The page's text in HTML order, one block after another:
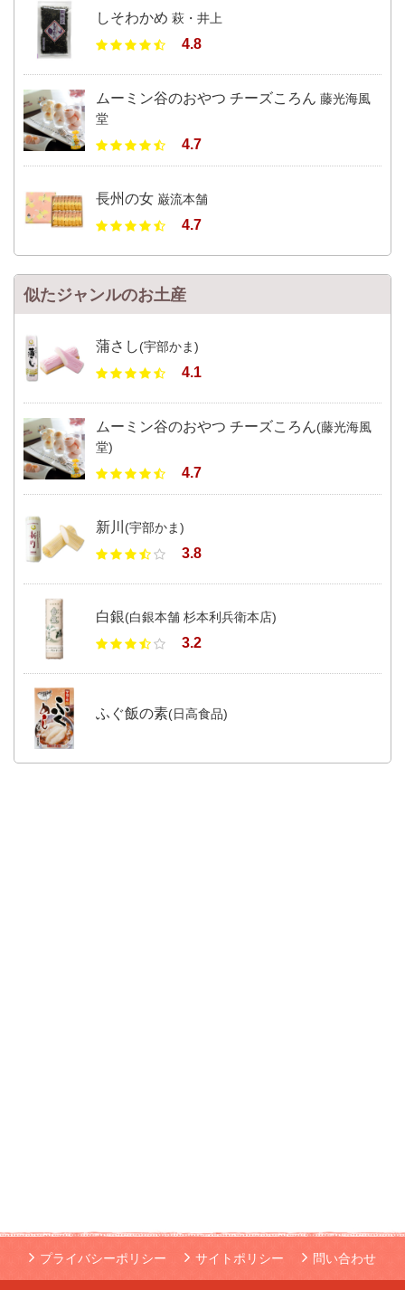
しそわかめ 萩・井上
4.8
ムーミン谷のおやつ チーズころん 藤光海風
堂
4.7
長州の女 巌流本舗
4.7
似たジャンルのお土産
蒲さし (宇部かま)
4.1
ムーミン谷のおやつ チーズころん(藤光海風
堂)
4.7
新川 (宇部かま)
3.8
白銀(白銀本舗 杉本利兵衛本店)
3.2
ふぐ飯の素(日高食品)
プライバシーポリシー サイトポリシー 問い合わせ